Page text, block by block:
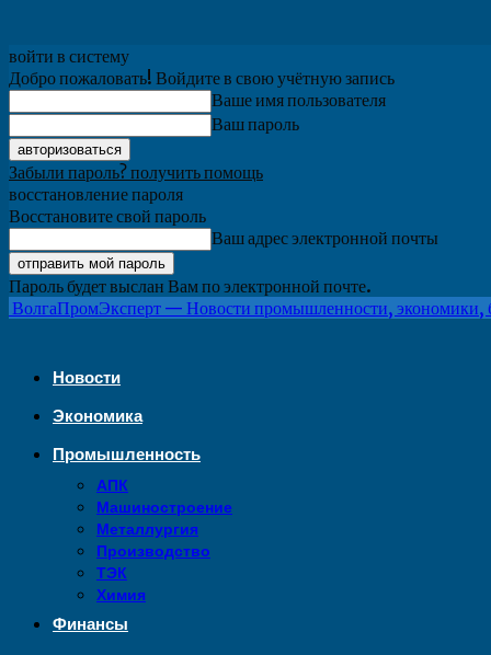
войти в систему
Добро пожаловать! Войдите в свою учётную запись
Ваше имя пользователя
Ваш пароль
Забыли пароль? получить помощь
восстановление пароля
Восстановите свой пароль
Ваш адрес электронной почты
Пароль будет выслан Вам по электронной почте.
ВолгаПромЭксперт — Новости промышленности, экономики,
Новости
Экономика
Промышленность
АПК
Машиностроение
Металлургия
Производство
ТЭК
Химия
Финансы